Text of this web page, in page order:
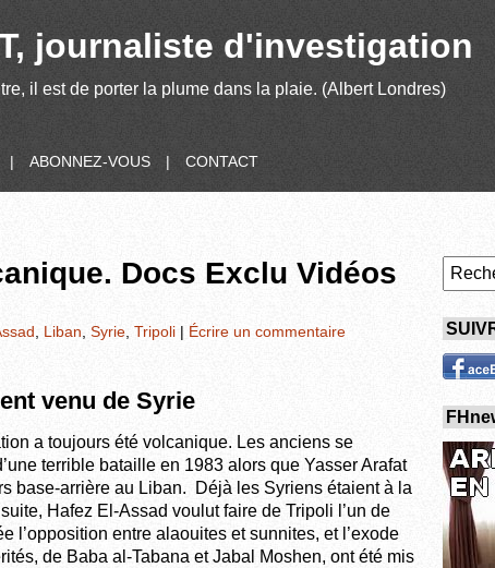
journaliste d'investigation
il est de porter la plume dans la plaie. (Albert Londres)
| ABONNEZ-VOUS | CONTACT
Docs Exclu Vidéos
Liban Syrie Tripoli | Écrire un commentaire
venu de Syrie
a toujours été volcanique. Les anciens se
terrible bataille en 1983 alors que Yasser Arafat
base-arrière au Liban. Déjà les Syriens étaient à la
Hafez El-Assad voulut faire de Tripoli l’un de
l’opposition entre alaouites et sunnites, et l’exode
de Baba al-Tabana et Jabal Moshen, ont été mis